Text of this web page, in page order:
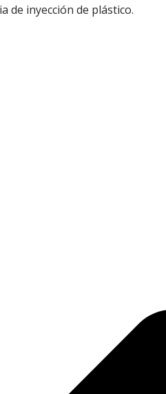
de inyección de plástico.